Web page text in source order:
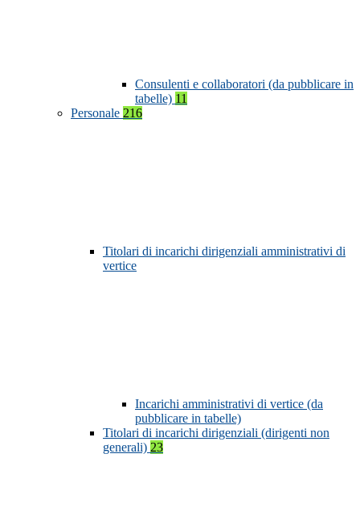
Consulenti e collaboratori (da pubblicare in
tabelle) 11
Personale 216
Titolari di incarichi dirigenziali amministrativi di
vertice
Incarichi amministrativi di vertice (da
pubblicare in tabelle)
Titolari di incarichi dirigenziali (dirigenti non
generali) 23